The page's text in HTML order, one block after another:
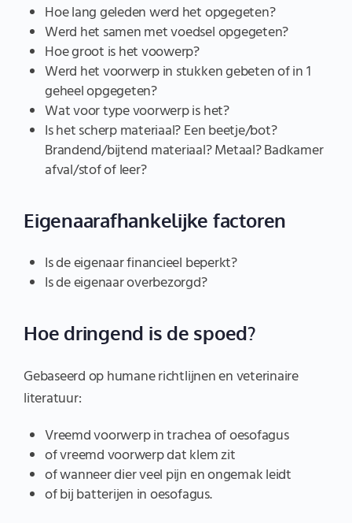
Hoe lang geleden werd het opgegeten?
Werd het samen met voedsel opgegeten?
Hoe groot is het voowerp?
Werd het voorwerp in stukken gebeten of in 1
geheel opgegeten?
Wat voor type voorwerp is het?
Is het scherp materiaal? Een beetje/bot?
Brandend/bijtend materiaal? Metaal? Badkamer
afval/stof of leer?
Eigenaarafhankelijke factoren
Is de eigenaar financieel beperkt?
Is de eigenaar overbezorgd?
Hoe dringend is de spoed?
Gebaseerd op humane richtlijnen en veterinaire
literatuur:
Vreemd voorwerp in trachea of oesofagus
of vreemd voorwerp dat klem zit
of wanneer dier veel pijn en ongemak leidt
of bij batterijen in oesofagus.